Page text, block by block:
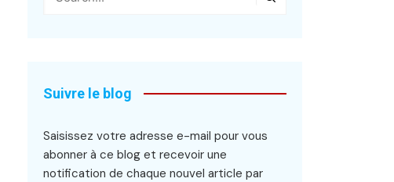
Suivre le blog
Saisissez votre adresse e-mail pour vous
abonner à ce blog et recevoir une
notification de chaque nouvel article par